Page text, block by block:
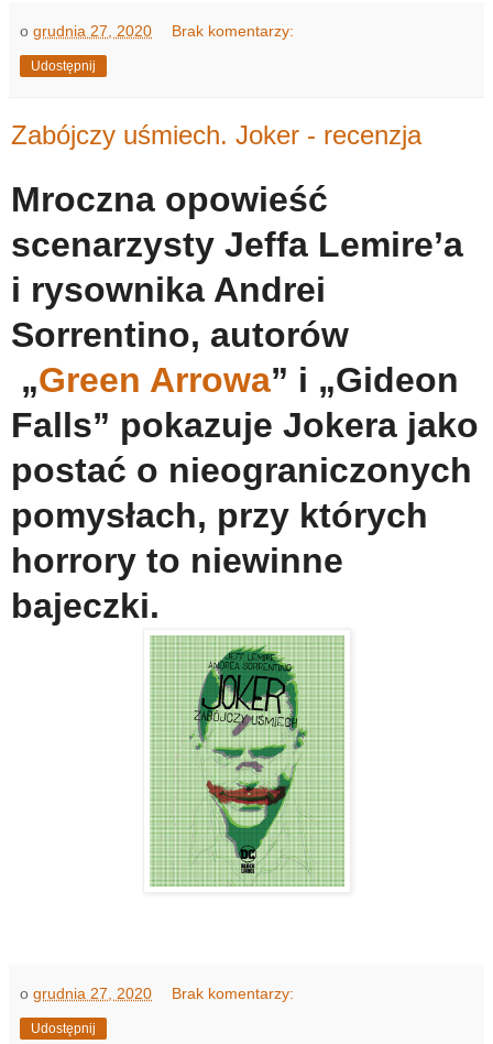
o grudnia 27, 2020 Brak komentarzy:
Udostępnij
Zabójczy uśmiech. Joker - recenzja
Mroczna opowieść
scenarzysty Jeffa Lemire’a
i rysownika Andrei
Sorrentino, autorów
„Green Arrowa” i „Gideon
Falls” pokazuje Jokera jako
postać o nieograniczonych
pomysłach, przy których
horrory to niewinne
bajeczki.
o grudnia 27, 2020 Brak komentarzy:
Udostępnij